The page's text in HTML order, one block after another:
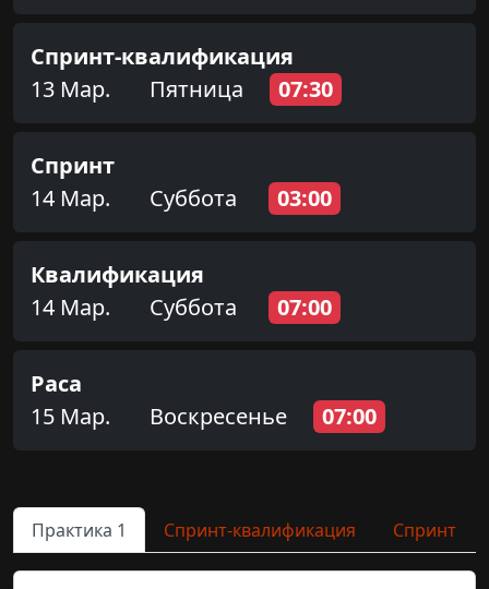
Спринт-квалификация
13 Мар.
Пятница 07:30
Спринт
14 Мар.
Суббота 03:00
Квалификация
14 Мар.
Суббота 07:00
Раса
15 Мар.
Воскресенье 07:00
Практика 1 Спринт-квалификация Спринт